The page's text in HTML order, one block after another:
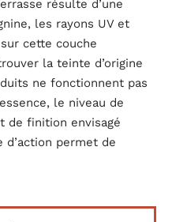
résulte d’une
les rayons UV et
cette couche
la teinte d’origine
ne fonctionnent pas
le niveau de
de finition envisagé
d’action permet de